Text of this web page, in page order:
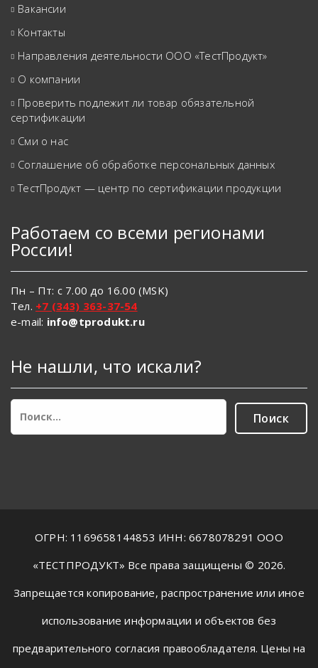
Вакансии
Контакты
Направления деятельности ООО «ТестПродукт»
О компании
Проверить подлежит ли товар обязательной
сертификации
Сми о нас
Соглашение об обработке персональных данных
ТестПродукт — центр по сертификации продукции
Работаем со всеми регионами
России!
Пн – Пт: с 7.00 до 16.00 (MSK)
Тел. +7 (343) 363-37-54
e-mail: info@tprodukt.ru
Не нашли, что искали?
Найти:
ОГРН: 1169658144853 ИНН: 6678078291 ООО
«ТЕСТПРОДУКТ» Все права защищены © 2026.
Запрещается копирование, распространение или иное
использование информации и объектов без
предварительного согласия правообладателя. Цены на